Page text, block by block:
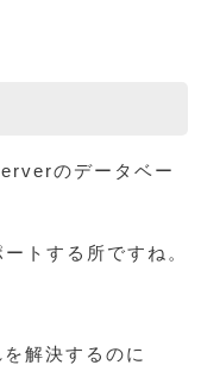
のデータベー
トする所ですね。
解決するのに